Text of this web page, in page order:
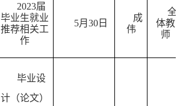
2023届
毕业生就业
推荐相关工
作
5月 30日
成
伟
全
体教
师
毕业设
计（论文）